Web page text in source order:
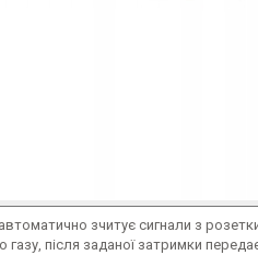
зчитує сигнали з
після заданої затримки